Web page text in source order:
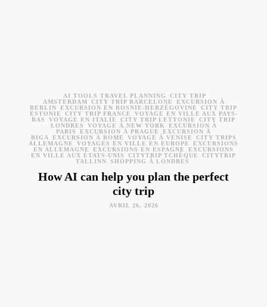
AI TOOLS TRAVEL PLANNING
CITY TRIP
AMSTERDAM
CITY TRIP BARCELONE
EXCURSION À
BERLIN
EXCURSION EN BOSNIE-HERZÉGOVINE
CITY TRIP
ESTONIE
CITY TRIP FRANCE
VOYAGE EN VILLE AUX PAYS-
BAS
VOYAGE EN ITALIE CITY TRIP LETTONIE
CITY TRIP
LONDRES
VOYAGE À NEW YORK
EXCURSION À
PARIS
EXCURSION À PRAGUE
EXCURSION À
RIGA
EXCURSION À ROME VOYAGE À VENISE
CITY TRIPS
ALLEMAGNE
VOYAGES EN VILLE EN EUROPE
EXCURSIONS
EN ALLEMAGNE
EXCURSIONS EN ESPAGNE
EXCURSIONS
EN VILLE AUX ÉTATS-UNIS
CITYTRIP TCHÈQUE
CITYTRIP
TALLINN
SHOPPING À LONDRES
How AI can help you plan the perfect
city trip
AVRIL 26, 2026